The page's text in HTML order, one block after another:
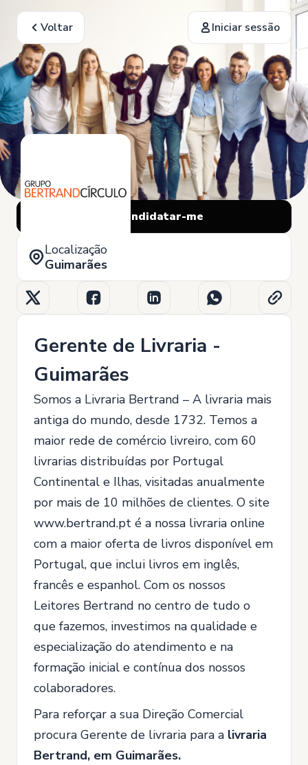
Voltar Iniciar sessão
Candidatar-me
Localização
Guimarães
Gerente de Livraria -
Guimarães
Somos a Livraria Bertrand – A livraria mais
antiga do mundo, desde 1732. Temos a
maior rede de comércio livreiro, com 60
livrarias distribuídas por Portugal
Continental e Ilhas, visitadas anualmente
por mais de 10 milhões de clientes. O site
www.bertrand.pt é a nossa livraria online
com a maior oferta de livros disponível em
Portugal, que inclui livros em inglês,
francês e espanhol. Com os nossos
Leitores Bertrand no centro de tudo o
que fazemos, investimos na qualidade e
especialização do atendimento e na
formação inicial e contínua dos nossos
colaboradores.
Para reforçar a sua Direção Comercial
procura Gerente de livraria para a livraria
Bertrand, em Guimarães.